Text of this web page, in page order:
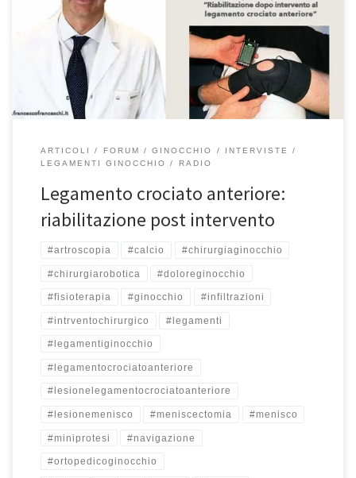
18/12/2021 rubrica radiofonica “Sport e Salute”. In questa puntata
della mia rubrica “Sport e Salute” in onda su Teleradiostereo ogni
martedì alle 15:50 ed il sabato alle 9:40 abbiamo parlato della
riabilitazione dopo l’intervento […]
ARTICOLI FORUM GINOCCHIO
INTERVISTE
LEGAMENTI GINOCCHIO
RADIO
Legamento crociato anteriore:
riabilitazione post intervento
#artroscopia #calcio #chirurgiaginocchio
#chirurgiarobotica #doloreginocchio
#fisioterapia #ginocchio #infiltrazioni
#intrventochirurgico #legamenti
#legamentiginocchio
#legamentocrociatoanteriore
#lesionelegamentocrociatoanteriore
#lesionemenisco #meniscectomia #menisco
#miniprotesi #navigazione
#ortopedicoginocchio